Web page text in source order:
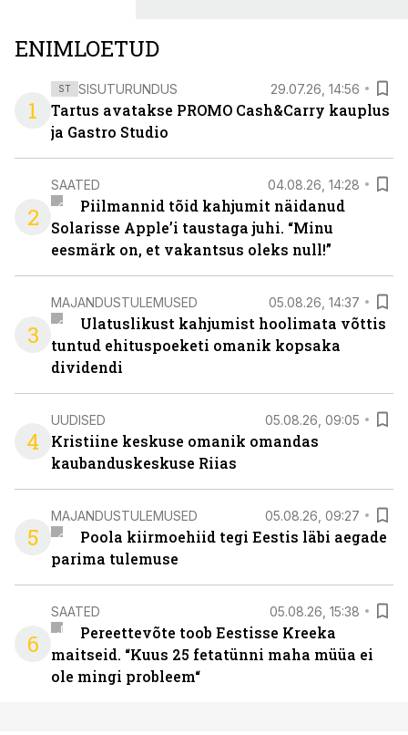
eksitamine.
ENIMLOETUD
1
ST SISUTURUNDUS 29.07.26, 14:56
Tartus avatakse PROMO Cash&Carry kauplus
ja Gastro Studio
2
SAATED 04.08.26, 14:28
Piilmannid tõid kahjumit näidanud
Solarisse Apple’i taustaga juhi. “Minu
eesmärk on, et vakantsus oleks null!”
3
MAJANDUSTULEMUSED 05.08.26, 14:37
Ulatuslikust kahjumist hoolimata võttis
tuntud ehituspoeketi omanik kopsaka
dividendi
4
UUDISED 05.08.26, 09:05
Kristiine keskuse omanik omandas
kaubanduskeskuse Riias
5
MAJANDUSTULEMUSED 05.08.26, 09:27
Poola kiirmoehiid tegi Eestis läbi aegade
parima tulemuse
6
SAATED 05.08.26, 15:38
Pereettevõte toob Eestisse Kreeka
maitseid. “Kuus 25 fetatünni maha müüa ei
ole mingi probleem“